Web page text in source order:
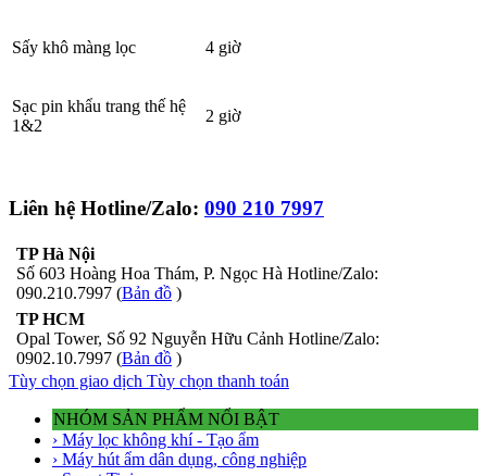
Sấy khô màng lọc 4 giờ
Sạc pin khẩu trang thế hệ
1&2
2 giờ
Liên hệ Hotline/Zalo: 090 210 7997
TP Hà Nội
Số 603 Hoàng Hoa Thám, P. Ngọc Hà Hotline/Zalo:
090.210.7997 (Bản đồ )
TP HCM
Opal Tower, Số 92 Nguyễn Hữu Cảnh Hotline/Zalo:
0902.10.7997 (Bản đồ )
Tùy chọn giao dịch Tùy chọn thanh toán
NHÓM SẢN PHẨM NỔI BẬT
› Máy lọc không khí - Tạo ẩm
› Máy hút ẩm dân dụng, công nghiệp